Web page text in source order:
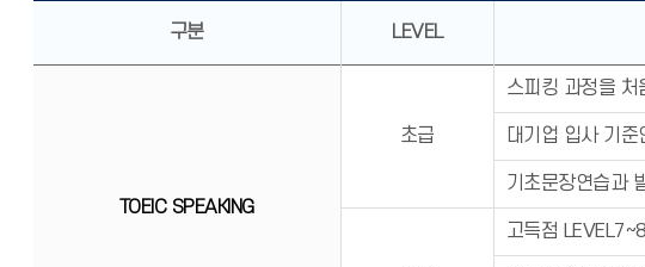
구분 LEVEL
TOEIC SPEAKING
초급
스피킹 과정을
대기업 입사 기
기초문장연습과
고득점